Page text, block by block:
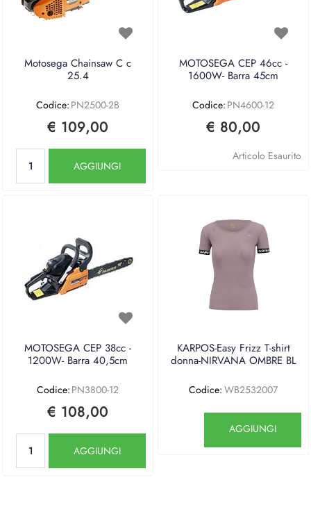
Motosega Chainsaw C c
25.4
Codice: PN2500-2B
€ 109,00
AGGIUNGI
MOTOSEGA CEP 46cc -
1600W- Barra 45cm
Codice: PN4600-12
€ 80,00
Articolo Esaurito
MOTOSEGA CEP 38cc -
1200W- Barra 40,5cm
Codice: PN3800-12
€ 108,00
AGGIUNGI
KARPOS-Easy Frizz T-shirt
donna-NIRVANA OMBRE BL
Codice: WB2532007
AGGIUNGI